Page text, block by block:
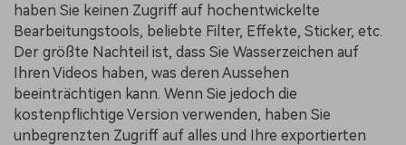
haben Sie keinen Zugriff auf hochentwickelte
Bearbeitungstools, beliebte Filter, Effekte, Sticker, etc.
Der größte Nachteil ist, dass Sie Wasserzeichen auf
Ihren Videos haben, was deren Aussehen
beeinträchtigen kann. Wenn Sie jedoch die
kostenpflichtige Version verwenden, haben Sie
unbegrenzten Zugriff auf alles und Ihre exportierten